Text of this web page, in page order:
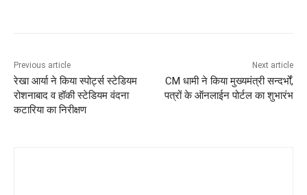
Previous article
रेखा आर्या ने किया स्पोर्ट्स स्टेडियम
रोशनाबाद व हॉकी स्टेडियम वंदना
कटारिया का निरीक्षण
Next article
CM धामी ने किया मुख्यमंत्री सन्दर्भों,
पत्रों के ऑनलाईन पोर्टल का शुभारंभ